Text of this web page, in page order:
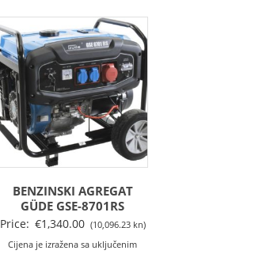
BENZINSKI AGREGAT
GÜDE GSE-8701RS
Price: €1,340.00 (10,096.23 kn)
Cijena je izražena sa uključenim